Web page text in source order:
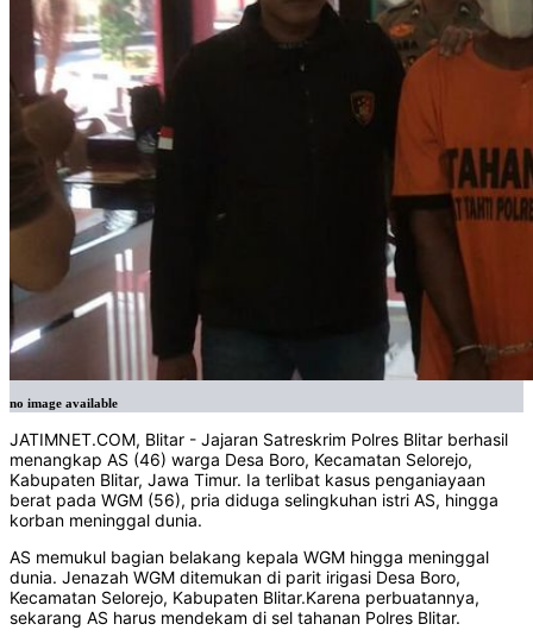
no image available
JATIMNET.COM, Blitar - Jajaran Satreskrim Polres Blitar berhasil
menangkap AS (46) warga Desa Boro, Kecamatan Selorejo,
Kabupaten Blitar, Jawa Timur. Ia terlibat kasus penganiayaan
berat pada WGM (56), pria diduga selingkuhan istri AS, hingga
korban meninggal dunia.
AS memukul bagian belakang kepala WGM hingga meninggal
dunia. Jenazah WGM ditemukan di parit irigasi Desa Boro,
Kecamatan Selorejo, Kabupaten Blitar.Karena perbuatannya,
sekarang AS harus mendekam di sel tahanan Polres Blitar.